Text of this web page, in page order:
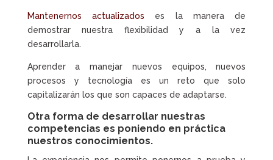
Mantenernos actualizados es la manera de
demostrar nuestra flexibilidad y a la vez
desarrollarla.
Aprender a manejar nuevos equipos, nuevos
procesos y tecnología es un reto que solo
capitalizarán los que son capaces de adaptarse.
Otra forma de desarrollar nuestras
competencias es poniendo en práctica
nuestros conocimientos.